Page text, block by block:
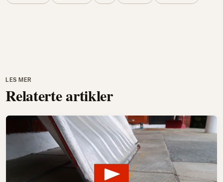
LES MER
Relaterte artikler